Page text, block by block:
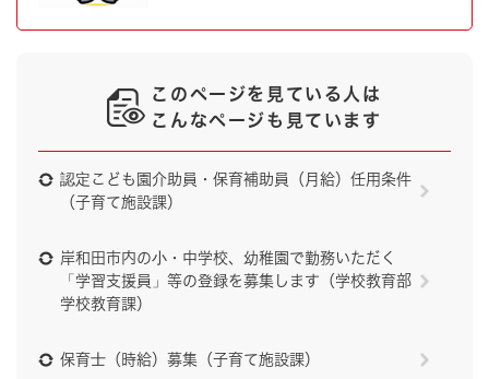
このページを見ている人は
こんなページも見ています
認定こども園介助員・保育補助員（月給）任用条件
（子育て施設課）
岸和田市内の小・中学校、幼稚園で勤務いただく
「学習支援員」等の登録を募集します（学校教育部
学校教育課）
保育士（時給）募集（子育て施設課）